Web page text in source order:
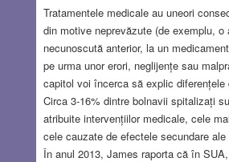
Tratamentele medicale au uneori
din motive neprevăzute (de exemplu, o
necunoscută anterior, la un
pe urma unor erori, neglijențe sau
capitol voi încerca să explic diferențele
Circa 3-16% dintre bolnavii spitalizați
atribuite intervențiilor medicale, cele
cele cauzate de efectele secundare ale
În anul 2013, James raporta că în